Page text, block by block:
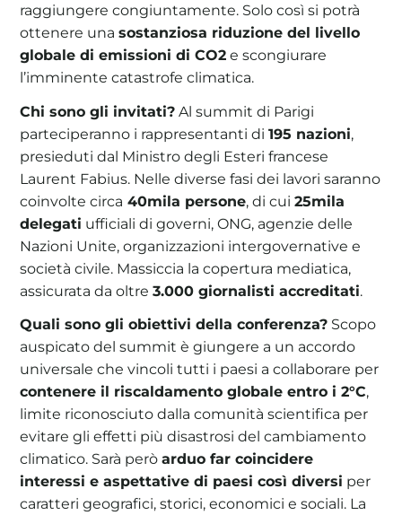
raggiungere congiuntamente. Solo così si potrà
ottenere unasostanziosa riduzione del livello
globale di emissioni di CO2 e scongiurare
l’imminente catastrofe climatica.
Chi sono gli invitati? Al summit di Parigi
parteciperanno i rappresentanti di195 nazioni,
presieduti dal Ministro degli Esteri francese
Laurent Fabius. Nelle diverse fasi dei lavori saranno
coinvolte circa 40mila persone, di cui25mila
delegati ufficiali di governi, ONG, agenzie delle
Nazioni Unite, organizzazioni intergovernative e
società civile. Massiccia la copertura mediatica,
assicurata da oltre3.000 giornalisti accreditati.
Quali sono gli obiettivi della conferenza? Scopo
auspicato del summit è giungere a un accordo
universale che vincoli tutti i paesi a collaborare per
contenere il riscaldamento globale entro i 2°C,
limite riconosciuto dalla comunità scientifica per
evitare gli effetti più disastrosi del cambiamento
climatico. Sarà peròarduo far coincidere
interessi e aspettative di paesi così diversi per
caratteri geografici, storici, economici e sociali. La